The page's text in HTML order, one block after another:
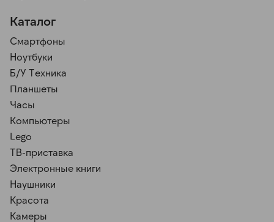
Каталог
Смартфоны
Ноутбуки
Б/У Техника
Планшеты
Часы
Компьютеры
Lego
ТВ-приставка
Электронные книги
Наушники
Красота
Камеры